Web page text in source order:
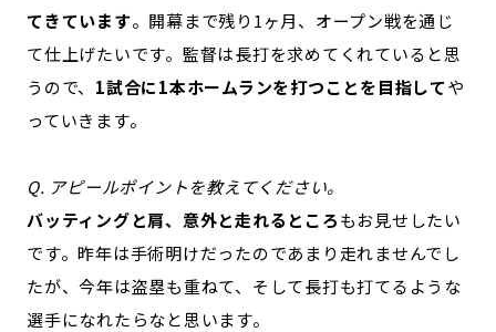
てきています。開幕まで残り1ヶ月、オープン戦を通じ
て仕上げたいです。監督は長打を求めてくれていると思
うので、 1試合に1本ホームランを打つことを目指してや
っていきます。
Q. アピールポイントを教えてください。
バッティングと肩、意外と走れるところもお見せしたい
です。昨年は手術明けだったのであまり走れませんでし
たが、今年は盗塁も重ねて、そして長打も打てるような
選手になれたらなと思います。